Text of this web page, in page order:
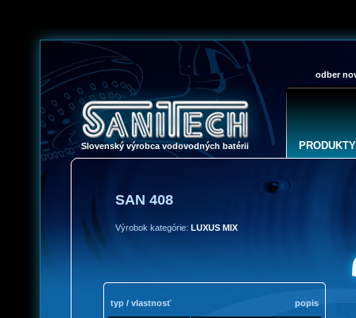
Slovenský výrobca vodovodných batérii PRODUKTY
odber
SAN 408
Výrobok kategórie: LUXUS MIX
typ / vlastnosť popis